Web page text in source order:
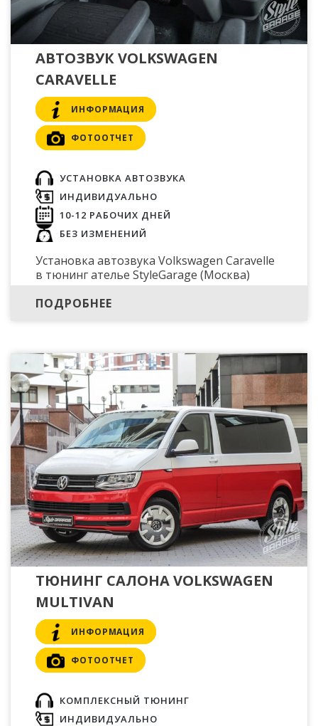
АВТОЗВУК VOLKSWAGEN
CARAVELLE
ИНФОРМАЦИЯ
ФОТООТЧЕТ
УСТАНОВКА АВТОЗВУКА
ИНДИВИДУАЛЬНО
10-12 РАБОЧИХ ДНЕЙ
БЕЗ ИЗМЕНЕНИЙ
Установка автозвука Volkswagen Caravelle
в тюнинг ателье StyleGarage (Москва)
ПОДРОБНЕЕ
ТЮНИНГ САЛОНА VOLKSWAGEN
MULTIVAN
ИНФОРМАЦИЯ
ФОТООТЧЕТ
КОМПЛЕКСНЫЙ ТЮНИНГ
ИНДИВИДУАЛЬНО